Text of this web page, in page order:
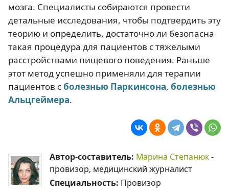
мозга. Специалисты собираются провести
детальные исследования, чтобы подтвердить эту
теорию и определить, достаточно ли безопасна
такая процедура для пациентов с тяжелыми
расстройствами пищевого поведения. Раньше
этот метод успешно применяли для терапии
пациентов сболезнью Паркинсона, болезнью
Альцгеймера.
Автор-составитель: Марина Степанюк-
провизор, медицинский журналист
Специальность: Провизор